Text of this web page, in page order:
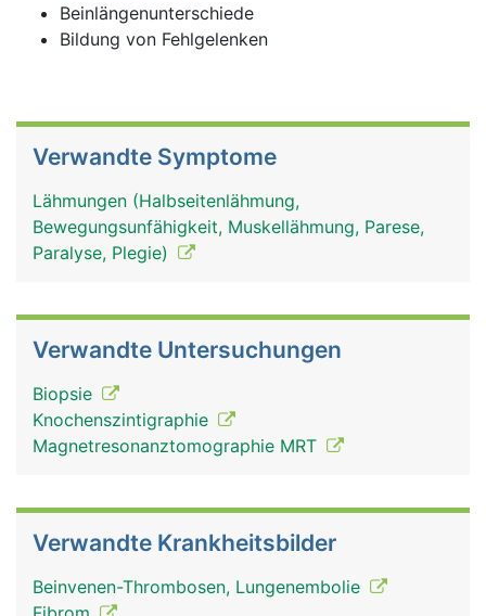
Beinlängenunterschiede
Bildung von Fehlgelenken
Verwandte Symptome
Lähmungen (Halbseitenlähmung,
Bewegungsunfähigkeit, Muskellähmung, Parese,
Paralyse, Plegie)
Verwandte Untersuchungen
Biopsie
Knochenszintigraphie
Magnetresonanztomographie MRT
Verwandte Krankheitsbilder
Beinvenen-Thrombosen, Lungenembolie